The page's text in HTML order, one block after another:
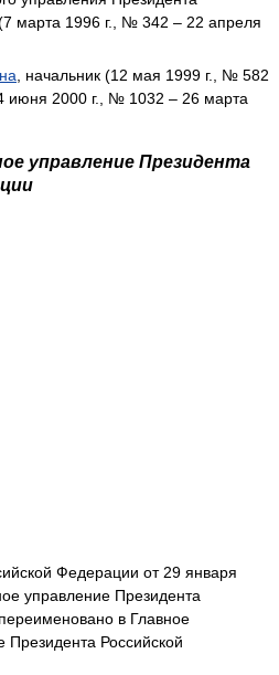
марта 1996 г., № 342 – 22 апреля
, начальник (12 мая 1999 г., № 582
июня 2000 г., № 1032 – 26 марта
управление Президента
Федерации от 29 января
управление Президента
в Главное
Президента Российской